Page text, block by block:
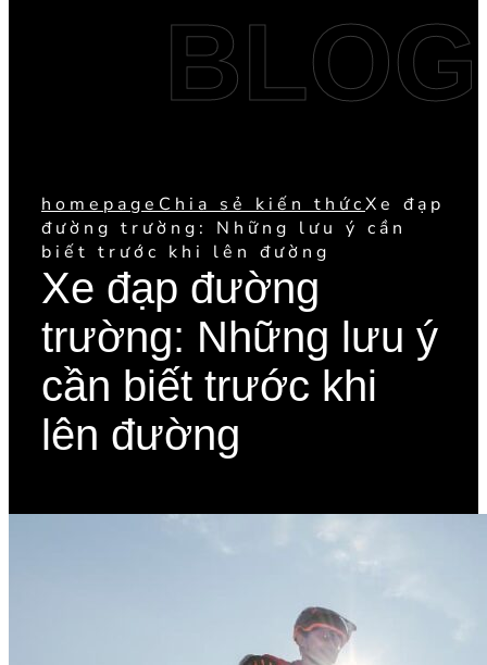
BLOG
homepage Chia sẻ kiến thứcXe đạp
đường trường: Những lưu ý cần
biết trước khi lên đường
Xe đạp đường
trường: Những lưu ý
cần biết trước khi
lên đường